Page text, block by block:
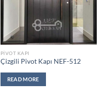
PIVOT KAPI
Çizgili Pivot Kapı NEF-512
READ MORE